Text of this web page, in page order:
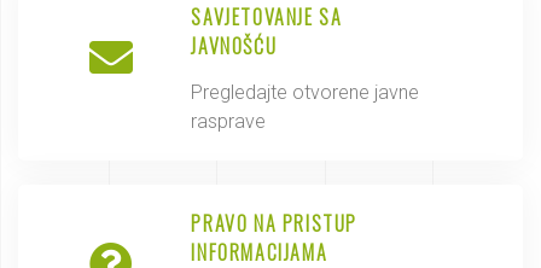
SAVJETOVANJE SA
JAVNOŠĆU
Pregledajte otvorene javne
rasprave
PRAVO NA PRISTUP
INFORMACIJAMA